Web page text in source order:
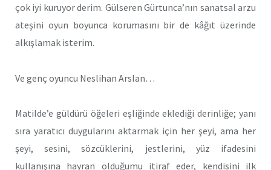
çok iyi kuruyor derim. Gülseren Gürtunca’nın sanatsal arzu
ateşini oyun boyunca korumasını bir de kâğıt üzerinde
alkışlamak isterim.
Ve genç oyuncu Neslihan Arslan…
Matilde’e güldürü öğeleri eşliğinde eklediği derinliğe; yanı
sıra yaratıcı duygularını aktarmak için her şeyi, ama her
şeyi, sesini, sözcüklerini, jestlerini, yüz ifadesini
kullanışına hayran olduğumu itiraf eder, kendisini ilk